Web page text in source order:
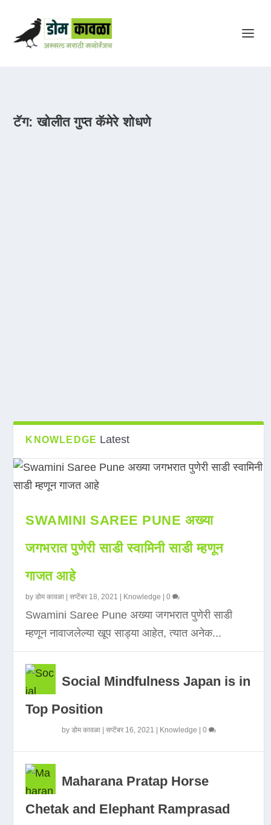
टॅग:खोलीत गुप्त कॅमेरे शोधणे
KNOWLEDGE Latest
SWAMINI SAREE PUNE अख्या
जगभरात पुणेरी साडी स्वामिनी साडी म्हणून
गाजत आहे
byडोम कावळा |सप्टेंबर 18, 2021 Knowledge |0
Swamini Saree Pune अख्या जगभरात पुणेरी साडी
म्हणून नावाजलेल्या खूप साड्या आहेत, त्यात अनेक...
Social Mindfulness Japan is in
Top Position
byडोम कावळा |सप्टेंबर 16, 2021 Knowledge |0
Maharana Pratap Horse
Chetak and Elephant Ramprasad